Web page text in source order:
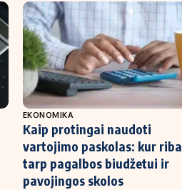
EKONOMIKA
Kaip protingai naudoti
vartojimo paskolas: kur riba
tarp pagalbos biudžetui ir
pavojingos skolos